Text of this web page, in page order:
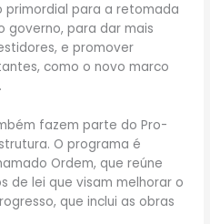
primordial para a retomada
governo, para dar mais
e promover
como o novo marco
fazem parte do Pro-
O programa é
Ordem, que reúne
de lei que visam melhorar o
que inclui as obras